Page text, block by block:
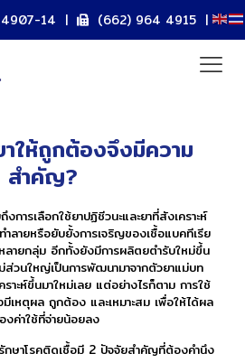
14 | (662) 964 4915 |
าให้ถูกต้องจึงมีความ
สำคัญ?
การเลือกใช้ยาปฏิชีวนะและยาที่สังเคราะห์
ลายหรือยับยั้งการเจริญของเชื้อแบคทีเรีย
ลายกลุ่ม อีกทั้งยังมีการผลิตยตำรับใหม่ขึ้น
ส่วนใหญ่เป็นการพัฒนามาจากตัวยาแม่บท
าะห์ขึ้นมาใหม่เลย แต่อย่างไรก็ตาม การใช้
มีเหตุผล ถูกต้อง และเหมาะสม เพื่อให้ได้ผล
งค่าใช้ที่จ่ายน้อยลง
กษาโรคติดเชื้อมี 2 ปัจจัยสำคัญที่ต้องคำนึง